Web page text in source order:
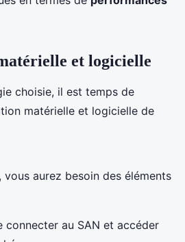
et logicielle
choisie, il est temps de
matérielle et logicielle de
, vous aurez besoin des éléments
connecter au SAN et accéder